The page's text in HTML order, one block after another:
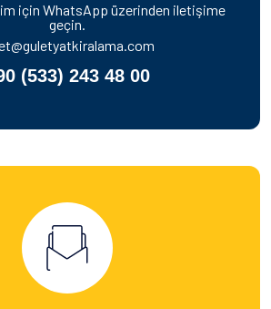
için WhatsApp üzerinden iletişime
geçin.
(533) 243 48 00